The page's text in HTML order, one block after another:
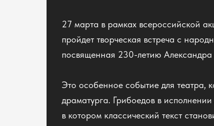
27 марта в рамках всероссийской
пройдет творческая встреча с
посвященная 230-летию Александра
Это особенное событие для театра,
драматурга. Грибоедов в
в котором классический текст